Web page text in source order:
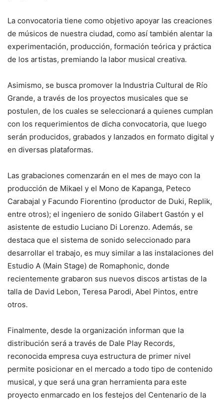
La convocatoria tiene como objetivo apoyar las creaciones
de músicos de nuestra ciudad, como así también alentar la
experimentación, producción, formación teórica y práctica
de los artistas, premiando la labor musical creativa.
Asimismo, se busca promover la Industria Cultural de Río
Grande, a través de los proyectos musicales que se
postulen, de los cuales se seleccionará a quienes cumplan
con los requerimientos de dicha convocatoria, que luego
serán producidos, grabados y lanzados en formato digital y
en diversas plataformas.
Las grabaciones comenzarán en el mes de mayo con la
producción de Mikael y el Mono de Kapanga, Peteco
Carabajal y Facundo Fiorentino (productor de Duki, Replik,
entre otros); el ingeniero de sonido Gilabert Gastón y el
asistente de estudio Luciano Di Lorenzo. Además, se
destaca que el sistema de sonido seleccionado para
desarrollar el trabajo, es muy similar a las instalaciones del
Estudio A (Main Stage) de Romaphonic, donde
recientemente grabaron sus nuevos discos artistas de la
talla de David Lebon, Teresa Parodi, Abel Pintos, entre
otros.
Finalmente, desde la organización informan que la
distribución será a través de Dale Play Records,
reconocida empresa cuya estructura de primer nivel
permite posicionar en el mercado a todo tipo de contenido
musical, y que será una gran herramienta para este
proyecto enmarcado en los festejos del Centenario de la